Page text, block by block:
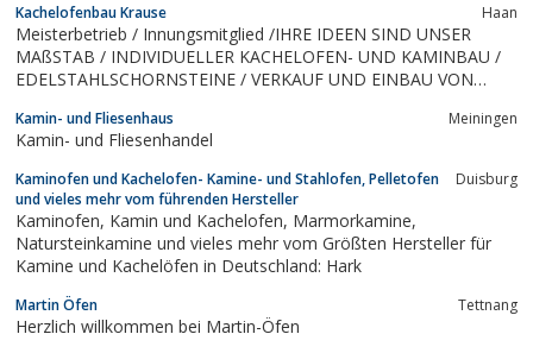
Kachelofenbau Krause Haan
Meisterbetrieb / Innungsmitglied /IHRE IDEEN SIND UNSER
MAßSTAB / INDIVIDUELLER KACHELOFEN- UND KAMINBAU /
EDELSTAHLSCHORNSTEINE / VERKAUF UND EINBAU VON
Kamin- und Fliesenhaus Meiningen
Kamin- und Fliesenhandel
Kaminofen und Kachelofen- Kamine- und Stahlofen, Pelletofen
und vieles mehr vom führenden Hersteller
Duisburg
Kaminofen, Kamin und Kachelofen, Marmorkamine,
Natursteinkamine und vieles mehr vom Größten Hersteller für
Kamine und Kachelöfen in Deutschland: Hark
Martin Öfen Tettnang
Herzlich willkommen bei Martin-Öfen